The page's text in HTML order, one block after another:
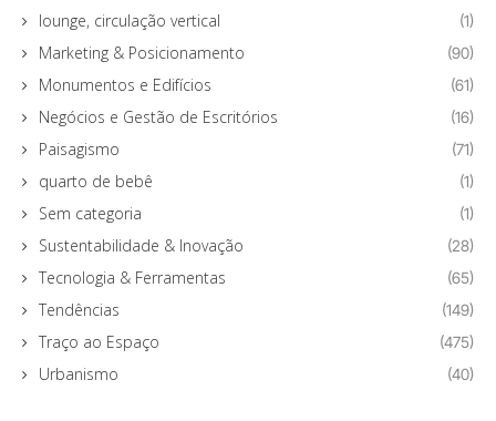
lounge, circulação vertical (1)
Marketing & Posicionamento (90)
Monumentos e Edifícios (61)
Negócios e Gestão de Escritórios (16)
Paisagismo (71)
quarto de bebê (1)
Sem categoria (1)
Sustentabilidade & Inovação (28)
Tecnologia & Ferramentas (65)
Tendências (149)
Traço ao Espaço (475)
Urbanismo (40)